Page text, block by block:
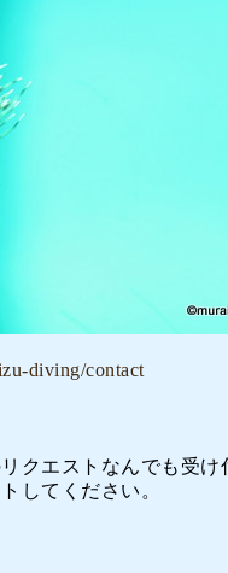
diving/contact
クエストなんでも受け
してください。